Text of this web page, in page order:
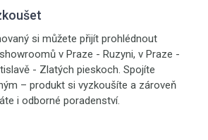
si můžete přijít prohlédnout
v Praze - Ruzyni, v Praze -
- Zlatých pieskoch. Spojíte
– produkt si vyzkoušíte a zároveň
i odborné poradenství.